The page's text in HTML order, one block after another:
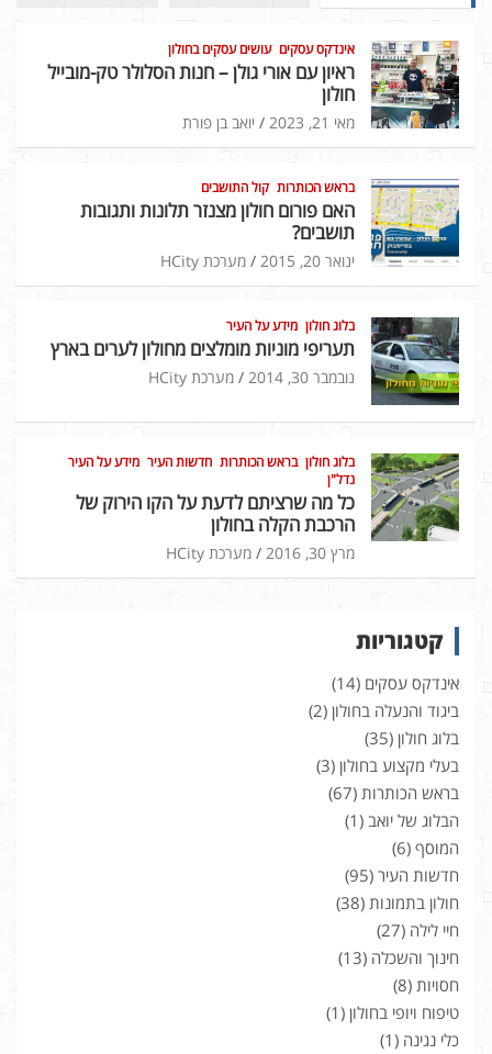
אינדקס עסקים עושים עסקים בחולון
ראיון עם אורי גולן – חנות הסלולר טק-מובייל
חולון
מאי 21, 2023 יואב בן פורת
בראש הכותרות קול התושבים
האם פורום חולון מצנזר תלונות ותגובות
תושבים?
ינואר 20, 2015 מערכת HCity
בלוג חולון מידע על העיר
תעריפי מוניות מומלצים מחולון לערים בארץ
נובמבר 30, 2014 מערכת HCity
בלוג חולון בראש הכותרות חדשות העיר מידע על העיר
נדל"ן
כל מה שרציתם לדעת על הקו הירוק של
הרכבת הקלה בחולון
מרץ 30, 2016 מערכת HCity
קטגוריות
אינדקס עסקים (14)
ביגוד והנעלה בחולון (2)
בלוג חולון (35)
בעלי מקצוע בחולון (3)
בראש הכותרות (67)
הבלוג של יואב (1)
המוסף (6)
חדשות העיר (95)
חולון בתמונות (38)
חיי לילה (27)
חינוך והשכלה (13)
חסויות (8)
טיפוח ויופי בחולון (1)
כלי נגינה (1)